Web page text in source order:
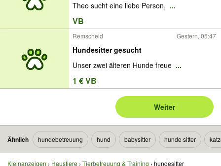
Theo sucht eine liebe Person, ...
VB
Remscheid Gestern, 05:47
Hundesitter gesucht
Unser zwei älteren Hunde freue ...
1 € VB
Weiter
Ähnlich hundebetreuung hund babysitter hunde sitter
Kleinanzeigen Haustiere Tierbetreuung & Training hundesitter